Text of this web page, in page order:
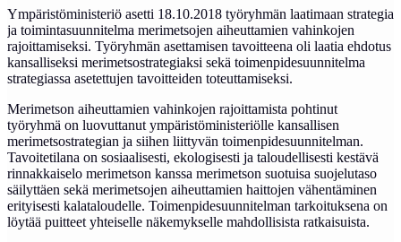
​Ympäristöministeriö asetti 18.10.2018 työryhmän laatimaan strategia
ja toimintasuunnitelma merimetsojen aiheuttamien vahinkojen
rajoittamiseksi. Työryhmän asettamisen tavoitteena oli laatia ehdotus
kansalliseksi merimetsostrategiaksi sekä toimenpidesuunnitelma
strategiassa asetettujen tavoitteiden toteuttamiseksi.
Merimetson aiheuttamien vahinkojen rajoittamista pohtinut
työryhmä on luovuttanut ympäristöministeriölle kansallisen
merimetsostrategian ja siihen liittyvän toimenpidesuunnitelman.
Tavoitetilana on sosiaalisesti, ekologisesti ja taloudellisesti kestävä
rinnakkaiselo merimetson kanssa merimetson suotuisa suojelutaso
säilyttäen sekä merimetsojen aiheuttamien haittojen vähentäminen
erityisesti kalataloudelle. Toimenpidesuunnitelman tarkoituksena on
löytää puitteet yhteiselle näkemykselle mahdollisista ratkaisuista.